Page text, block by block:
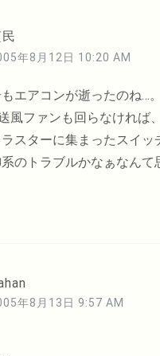
年8月12日 10:20 AM
エアコンが逝ったのね…。
風ファンも回らなければ
スターに集まったスイッ
のトラブルかなぁなんて
年8月13日 9:57 AM